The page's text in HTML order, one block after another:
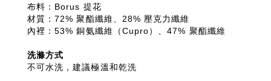
布料：Borus 提花
材質：72% 聚酯纖維、28% 壓克力纖維
內裡：53% 銅氨纖維（Cupro）、47% 聚酯纖維
洗滌方式
不可水洗，建議極溫和乾洗